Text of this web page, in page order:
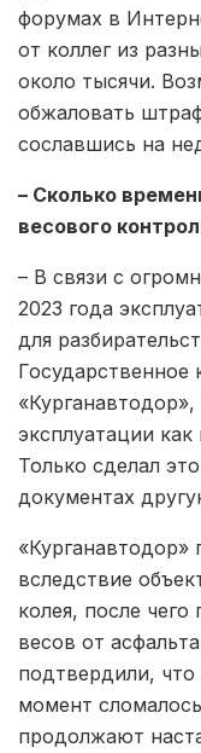
форумах в
от коллег из
около тысячи.
обжаловать
сославшись на
– Сколько
весового
– В связи с
2023 года
для
Государственное
эксплуатации
Только сделал
документах
«Курганавтодор»
вследствие
колея, после
весов от
подтвердили, что
момент
продолжают